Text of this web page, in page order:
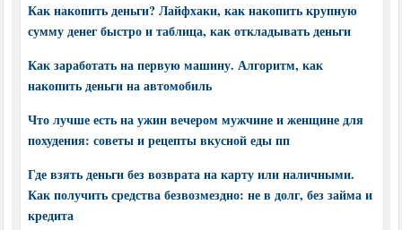
Как накопить деньги? Лайфхаки, как накопить крупную
сумму денег быстро и таблица, как откладывать деньги
Как заработать на первую машину. Алгоритм, как
накопить деньги на автомобиль
Что лучше есть на ужин вечером мужчине и женщине для
похудения: советы и рецепты вкусной еды пп
Где взять деньги без возврата на карту или наличными.
Как получить средства безвозмездно: не в долг, без займа и
кредита